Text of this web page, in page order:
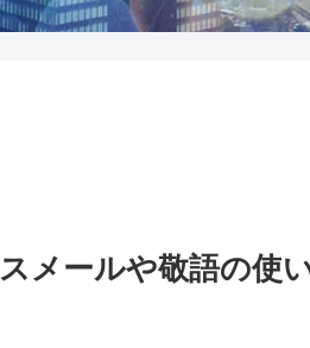
メールや敬語の使